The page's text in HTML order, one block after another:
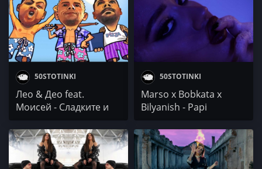
50STOTINKI
Лео & Део feat.
Моисей - Сладките и
50STOTINKI
Marso x Bobkata x
Bilyanish - Papi